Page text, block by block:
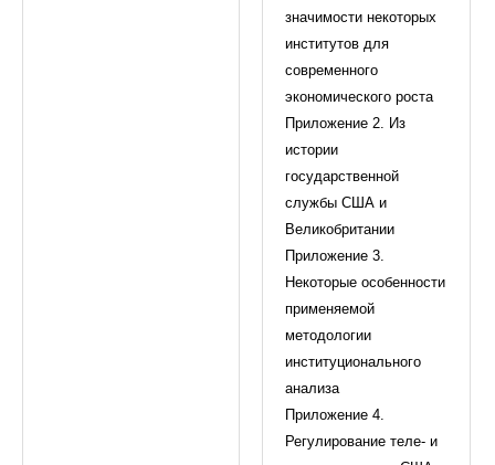
значимости некоторых
институтов для
современного
экономического роста
Приложение 2. Из
истории
государственной
службы США и
Великобритании
Приложение 3.
Некоторые особенности
применяемой
методологии
институционального
анализа
Приложение 4.
Регулирование теле- и